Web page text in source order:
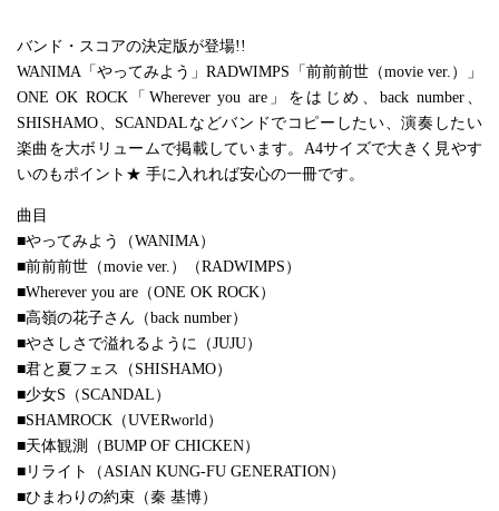
バンド・スコアの決定版が登場!!
WANIMA「やってみよう」RADWIMPS「前前前世（movie ver.）」
ONE OK ROCK「Wherever you are」をはじめ、back number、
SHISHAMO、SCANDALなどバンドでコピーしたい、演奏したい
楽曲を大ボリュームで掲載しています。A4サイズで大きく見やす
いのもポイント★ 手に入れれば安心の一冊です。
曲目
■やってみよう（WANIMA）
■前前前世（movie ver.）（RADWIMPS）
■Wherever you are（ONE OK ROCK）
■高嶺の花子さん（back number）
■やさしさで溢れるように（JUJU）
■君と夏フェス（SHISHAMO）
■少女S（SCANDAL）
■SHAMROCK（UVERworld）
■天体観測（BUMP OF CHICKEN）
■リライト（ASIAN KUNG-FU GENERATION）
■ひまわりの約束（秦 基博）